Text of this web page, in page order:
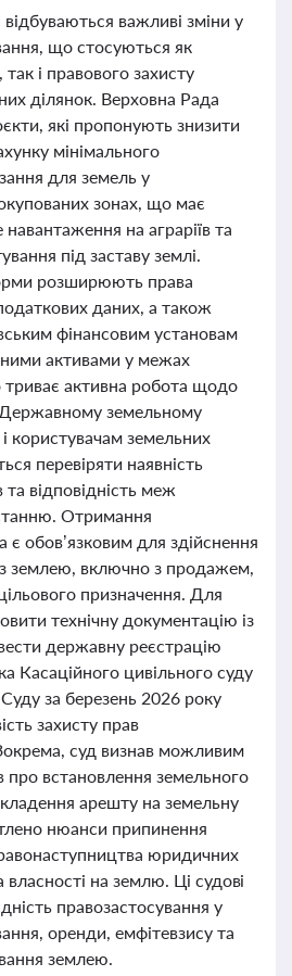
відбуваються важливі зміни у
що стосуються як
і правового захисту
ділянок. Верховна Рада
які пропонують знизити
мінімального
для земель у
зонах, що має
на аграріїв та
під заставу землі.
розширюють права
даних, а також
фінансовим установам
активами у межах
триває активна робота щодо
Державному земельному
користувачам земельних
перевіряти наявність
відповідність меж
Отримання
є обов’язковим для здійснення
землею, включно з продажем,
призначення. Для
технічну документацію із
державну реєстрацію
Касаційного цивільного суду
за березень 2026 року
захисту прав
суд визнав можливим
про встановлення земельного
арешту на земельну
нюанси припинення
юридичних
власності на землю. Ці судові
правозастосування у
оренди, емфітевзису та
землею.